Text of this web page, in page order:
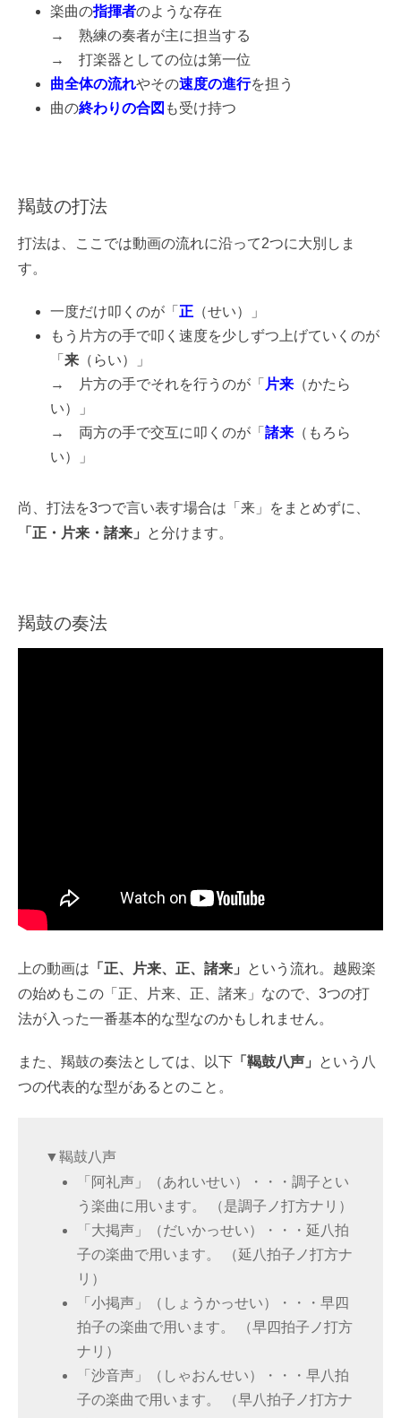
楽曲の指揮者のような存在
→ 熟練の奏者が主に担当する
→ 打楽器としての位は第一位
曲全体の流れやその速度の進行を担う
曲の終わりの合図 も受け持つ
羯鼓の打法
打法は、ここでは動画の流れに沿って2つに大別しま
す。
一度だけ叩くのが「 正 （せい）」
もう片方の手で叩く速度を少しずつ上げていくのが
「 来 （らい）」
→ 片方の手でそれを行うのが「 片来 （かたら
い）」
→ 両方の手で交互に叩くのが「 諸来 （もろら
い）」
尚、打法を3つで言い表す場合は「来」をまとめずに、
「正・片来・諸来」
と分けます。
羯鼓の奏法
上の動画は 「正、片来、正、諸来」
という流れ。越殿楽
の始めもこの「正、片来、正、諸来」なので、3つの打
法が入った一番基本的な型なのかもしれません。
また、羯鼓の奏法としては、以下 「鞨鼓八声」
という八
つの代表的な型があるとのこと。
▼鞨鼓八声
「阿礼声」（あれいせい）・・・調子とい
う楽曲に用います。 （是調子ノ打方ナリ）
「大掲声」（だいかっせい）・・・延八拍
子の楽曲で用います。 （延八拍子ノ打方ナ
リ）
「小掲声」（しょうかっせい）・・・早四
拍子の楽曲で用います。 （早四拍子ノ打方
ナリ）
「沙音声」（しゃおんせい）・・・早八拍
子の楽曲で用います。 （早八拍子ノ打方ナ